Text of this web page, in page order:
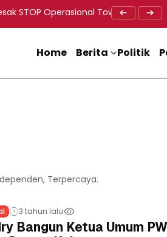
STOP Operasional Tower BTS,
Doa Lintas
Home Berita Politik
Terpercaya.
3 tahun lalu
Bangun Ketua Umum